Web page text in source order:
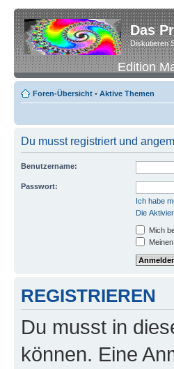
Das
Diskutieren
Edition
Foren-Übersicht • Aktive Themen
Du musst registriert und
Benutzername:
Passwort:
Ich habe
Die
Mich
REGISTRIEREN
Du musst in
können. Eine